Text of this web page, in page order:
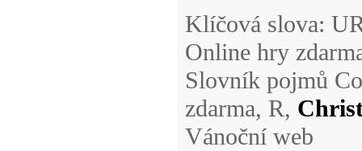
Klíčová slova:
Online hry
Slovník pojmů
zdarma, R,
Vánoční web